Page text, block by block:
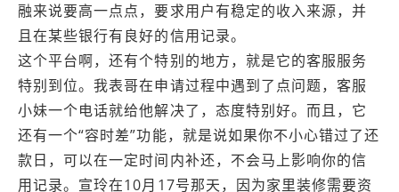
融来说要高一点点，要求用户有稳定的收入来源，并
且在某些银行有良好的信用记录。
这个平台啊，还有个特别的地方，就是它的客服服务
特别到位。我表哥在申请过程中遇到了点问题，客服
小妹一个电话就给他解决了，态度特别好。而且，它
还有一个“容时差”功能，就是说如果你不小心错过了还
款日，可以在一定时间内补还，不会马上影响你的信
用记录。宣玲在10月17号那天，因为家里装修需要资